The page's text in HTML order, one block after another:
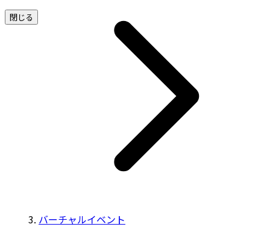
閉じる
バーチャルイベント